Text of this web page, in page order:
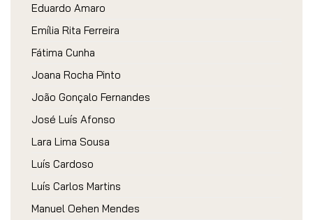
Eduardo Amaro
Emília Rita Ferreira
Fátima Cunha
Joana Rocha Pinto
João Gonçalo Fernandes
José Luís Afonso
Lara Lima Sousa
Luís Cardoso
Luís Carlos Martins
Manuel Oehen Mendes